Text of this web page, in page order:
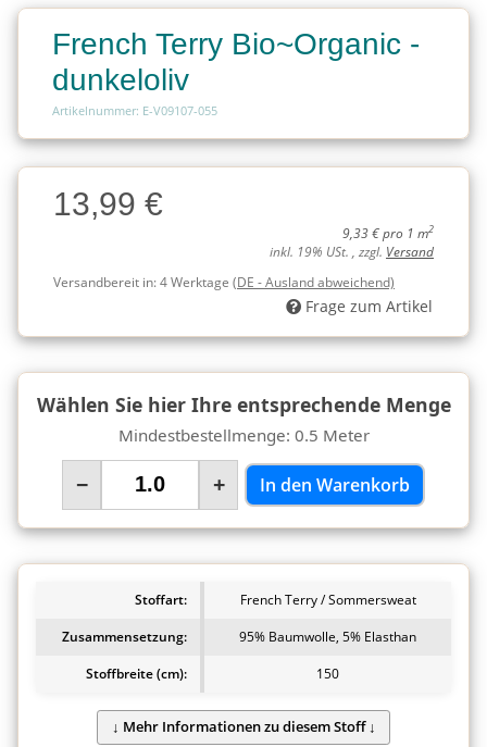
French Terry Bio~Organic -
dunkeloliv
Artikelnummer: E-V09107-055
Charge
Charge13,99 €
9,33 € pro 1 m2
inkl. 19% USt. , zzgl. Versand
Versandbereit in:4 Werktage (DE - Ausland abweichend)
Frage zum Artikel
Wählen Sie hier Ihre entsprechende Menge
Mindestbestellmenge: 0.5 Meter
− + In den Warenkorb
Stoffart:
French Terry / Sommersweat
Zusammensetzung:
95% Baumwolle, 5% Elasthan
Stoffbreite (cm):
150